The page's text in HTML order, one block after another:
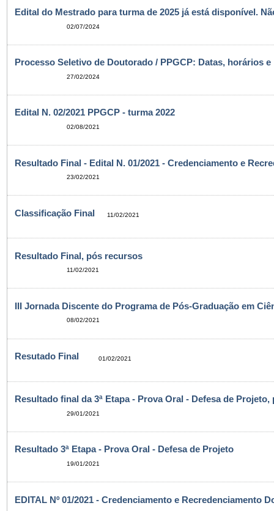
Edital do Mestrado para turma de 2025 já está disponível.
02/07/2024
Processo Seletivo de Doutorado / PPGCP: Datas, horários
27/02/2024
Edital N. 02/2021 PPGCP - turma 2022
02/08/2021
Resultado Final - Edital N. 01/2021 - Credenciamento e
23/02/2021
Classificação Final 11/02/2021
Resultado Final, pós recursos
11/02/2021
III Jornada Discente do Programa de Pós-Graduação em
08/02/2021
Resutado Final 01/02/2021
Resultado final da 3ª Etapa - Prova Oral - Defesa de
29/01/2021
Resultado 3ª Etapa - Prova Oral - Defesa de Projeto
19/01/2021
EDITAL Nº 01/2021 - Credenciamento e Recredenciamento